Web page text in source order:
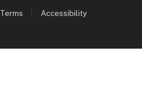
Terms Accessibility